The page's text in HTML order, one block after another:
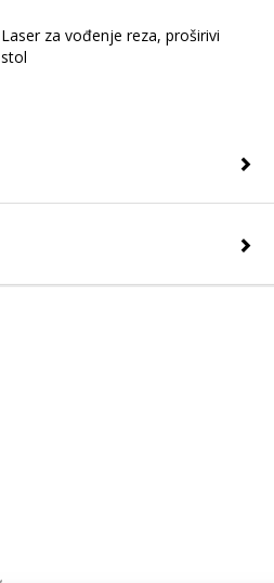
Laser za vođenje reza, proširivi
stol